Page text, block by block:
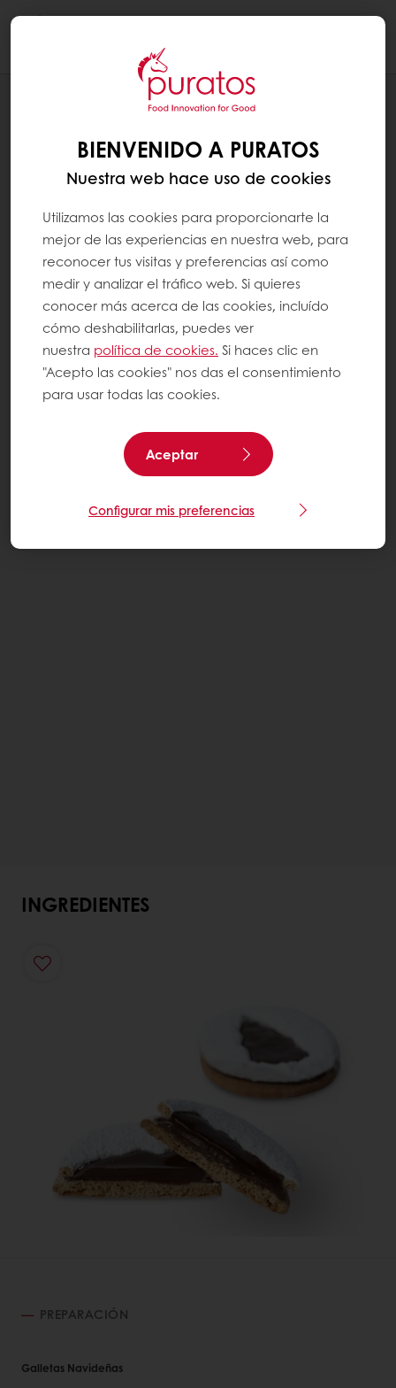
INGREDIENTES
PREPARACIÓN
Galletas Navideñas
BIENVENIDO A PURATOS
Nuestra web hace uso de cookies
Utilizamos las cookies para proporcionarte la
mejor de las experiencias en nuestra web, para
reconocer tus visitas y preferencias así como
medir y analizar el tráfico web. Si quieres
conocer más acerca de las cookies, incluído
cómo deshabilitarlas, puedes ver
nuestra política de cookies. Si haces clic en
"Acepto las cookies" nos das el consentimiento
para usar todas las cookies.
Aceptar
Configurar mis preferencias